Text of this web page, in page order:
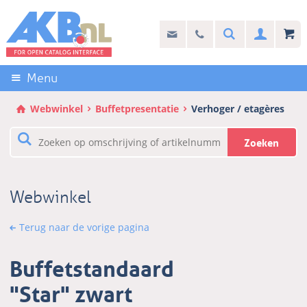
links
over
Direct
naar
de
inhoud
naar
info@akb.nl
Stel uw vraag
030 69 50 814Search
Menu
Webwinkel Buffetpresentatie Verhoger / etagères
Zoeken
Webwinkel
Terug naar de vorige pagina
Buffetstandaard
"Star" zwart